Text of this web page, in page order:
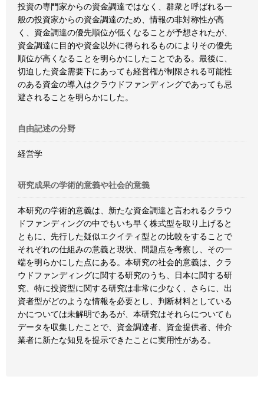
投資の専門家からの資金調達ではなく、群衆と呼ばれる一
般の投資家からの資金調達のため、情報の非対称性が高
く、資金調達の優先順位が低くなることが予想されたが、
資金調達に目的や資金以外に得られるものによりその優先
順位が高くなることを明らかにしたことである。最後に、
切迫した資金需要下にあっても経営権が制限される可能性
のある資金の導入はクラウドファンディングであっても忌
避されることを明らかにした。
自由記述の分野
経営学
研究成果の学術的意義や社会的意義
本研究の学術的意義は、新たな資金調達と言われるクラウ
ドファンディングの中でもいち早く株式型を取り上げると
ともに、先行した疑似エクイティ型との比較をすることで
それぞれの仕組みの意義と現状、問題点を考察し、その一
端を明らかにした点にある。本研究の社会的意義は、クラ
ウドファンディングに関する研究のうち、日本に関する研
究、特に投資型に関する研究は非常に少なく、さらに、出
資者型がどのような情報を必要とし、判断材料としている
かについては未解明であるが、本研究はそれらについても
データを収集したことで、資金調達者、資金提供者、仲介
業者に新たな知見を提示できたことに実用性がある。